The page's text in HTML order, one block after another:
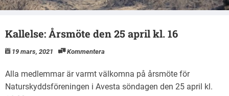
Naturtips i Avesta
Kallelse: Årsmöte den 25 april kl. 16
19 mars, 2021 Kommentera
Alla medlemmar är varmt välkomna på årsmöte för
Naturskyddsföreningen i Avesta söndagen den 25 april kl.